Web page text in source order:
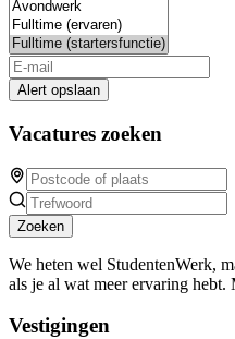
Alert opslaan
Vacatures zoeken
Zoeken
We heten wel StudentenWerk,
als je al wat meer ervaring hebt.
Vestigingen